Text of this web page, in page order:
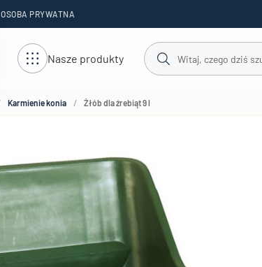
OSOBA PRYWATNA
Nasze produkty
Karmienie konia Żłób dla źrebiąt 9 l